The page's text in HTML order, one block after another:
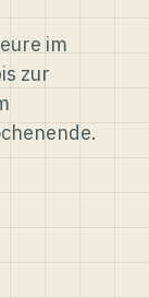
im
zur